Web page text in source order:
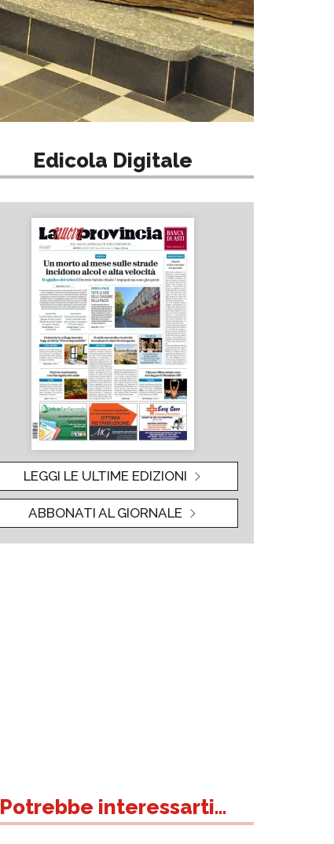
Edicola Digitale
LEGGI LE ULTIME EDIZIONI
ABBONATI AL GIORNALE
Potrebbe interessarti...